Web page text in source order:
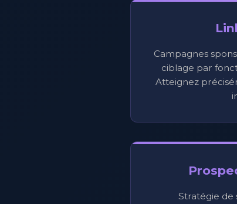
Campagnes
ciblage par
Atteignez
Stratégie de